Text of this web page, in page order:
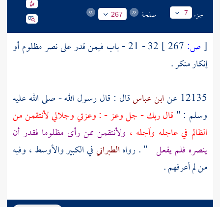
جزء 7 صفحة 267
[ص:
32 - 21 - باب فيمن قدر على نصر مظلوم أو
إنكار منكر .
12135 عن
ابن عباسقال : قال رسول الله - صلى الله عليه
وسلم : " قال ربك - جل وعز - : وعزتي وجلالي لأنتقمن من
الظالم في عاجله وآجله ، ولأنتقمن ممن رأى مظلوما فقدر أن
ينصره فلم يفعل " . رواهالطبرانيفي الكبير والأوسط ، وفيه
من لم أعرفهم .